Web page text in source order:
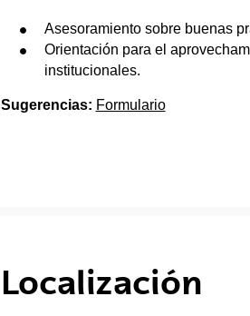
Asesoramiento sobre buenas
Orientación para el
institucionales.
Sugerencias: Formulario
Localización